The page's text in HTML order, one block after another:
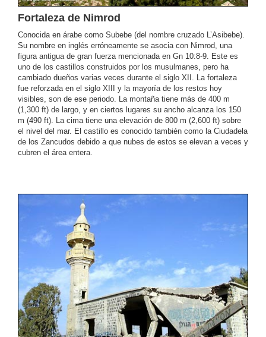
Fortaleza de Nimrod
Conocida en árabe como Subebe (del nombre cruzado L’Asibebe).
Su nombre en inglés erróneamente se asocia con Nimrod, una
figura antigua de gran fuerza mencionada en Gn 10:8-9. Este es
uno de los castillos construidos por los musulmanes, pero ha
cambiado dueños varias veces durante el siglo XII. La fortaleza
fue reforzada en el siglo XIII y la mayoría de los restos hoy
visibles, son de ese periodo. La montaña tiene más de 400 m
(1,300 ft) de largo, y en ciertos lugares su ancho alcanza los 150
m (490 ft). La cima tiene una elevación de 800 m (2,600 ft) sobre
el nivel del mar. El castillo es conocido también como la Ciudadela
de los Zancudos debido a que nubes de estos se elevan a veces y
cubren el área entera.